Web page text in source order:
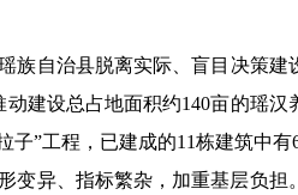
自治县脱离实际、盲目决策建
建设总占地面积约140亩的瑶
子”工程，已建成的11栋建筑中
异、指标繁杂，加重基层负担